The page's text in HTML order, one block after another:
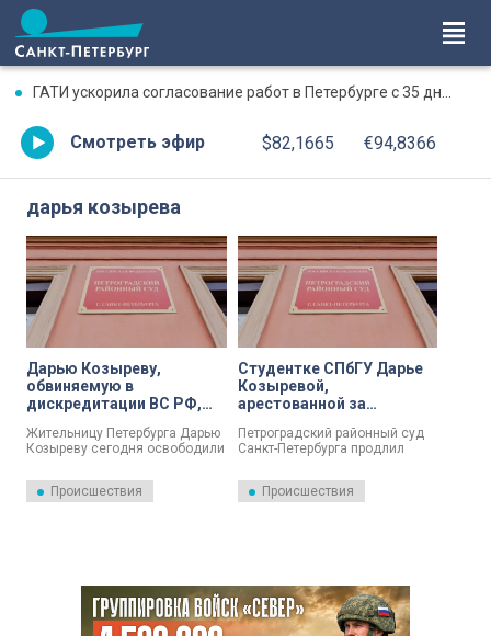
ГАТИ ускорила согласование работ в Петербурге с 35 дней до двух часов
Смотреть эфир $82,1665 €94,8366
дарья козырева
Дарью Козыреву,
обвиняемую в
дискредитации ВС РФ,
стражи
Жительницу Петербурга Дарью
Козыреву сегодня освободили
Происшествия
Студентке СПбГУ Дарье
Козыревой,
арестованной за
продлили стражу еще на
полгода
Петроградский районный суд
Санкт-Петербурга продлил
которую обвиняют по статье
«Публичные призывы к
Происшествия